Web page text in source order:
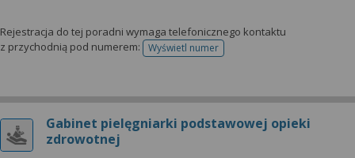
Rejestracja do tej poradni wymaga telefonicznego kontaktu
z przychodnią pod numerem:
Wyświetl numertelefonu do rejestracji
Gabinet pielęgniarki podstawowej opieki
zdrowotnej